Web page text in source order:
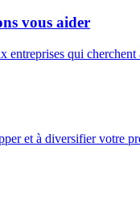
vous aider
entreprises qui
et à diversifier votre